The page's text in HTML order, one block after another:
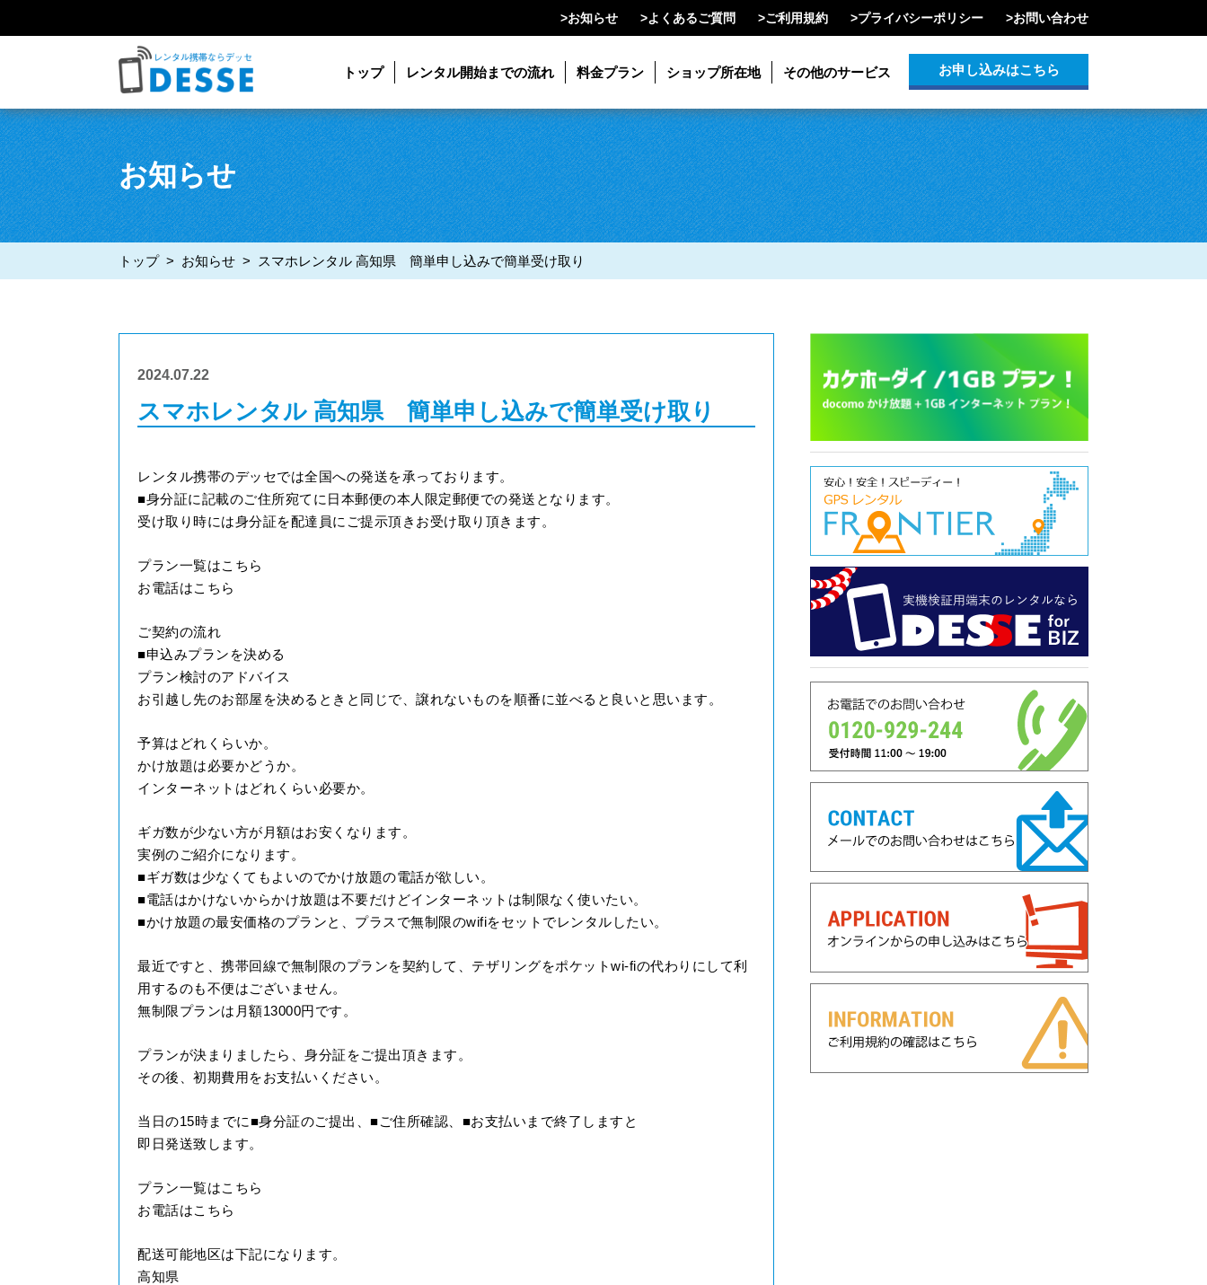
>お知らせ >よくあるご質問 >ご利用規約 >プライバシーポリシー >お問い合わせ
トップ レンタル開始までの流れ 料金プラン ショップ所在地 その他のサービス お申し込みはこちら
お知らせ
トップ> お知らせ > スマホレンタル 高知県 簡単申し込みで簡単受け取り
2024.07.22
スマホレンタル 高知県 簡単申し込みで簡単受け取り
レンタル携帯のデッセでは全国への発送を承っております。
■身分証に記載のご住所宛てに日本郵便の本人限定郵便での発送となります。
受け取り時には身分証を配達員にご提示頂きお受け取り頂きます。
プラン一覧はこちら
お電話はこちら
ご契約の流れ
■申込みプランを決める
プラン検討のアドバイス
お引越し先のお部屋を決めるときと同じで、譲れないものを順番に並べると良いと思います。
予算はどれくらいか。
かけ放題は必要かどうか。
インターネットはどれくらい必要か。
ギガ数が少ない方が月額はお安くなります。
実例のご紹介になります。
■ギガ数は少なくてもよいのでかけ放題の電話が欲しい。
■電話はかけないからかけ放題は不要だけどインターネットは制限なく使いたい。
■かけ放題の最安価格のプランと、プラスで無制限のwifiをセットでレンタルしたい。
最近ですと、携帯回線で無制限のプランを契約して、テザリングをポケットwi-fiの代わりにして利
用するのも不便はございません。
無制限プランは月額13000円です。
プランが決まりましたら、身分証をご提出頂きます。
その後、初期費用をお支払いください。
当日の15時までに■身分証のご提出、■ご住所確認、■お支払いまで終了しますと
即日発送致します。
プラン一覧はこちら
お電話はこちら
配送可能地区は下記になります。
高知県